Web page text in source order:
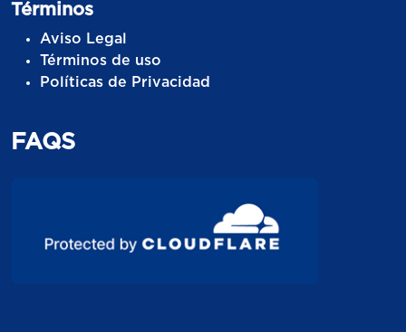
Términos
Aviso Legal
Términos de uso
Políticas de Privacidad
FAQS